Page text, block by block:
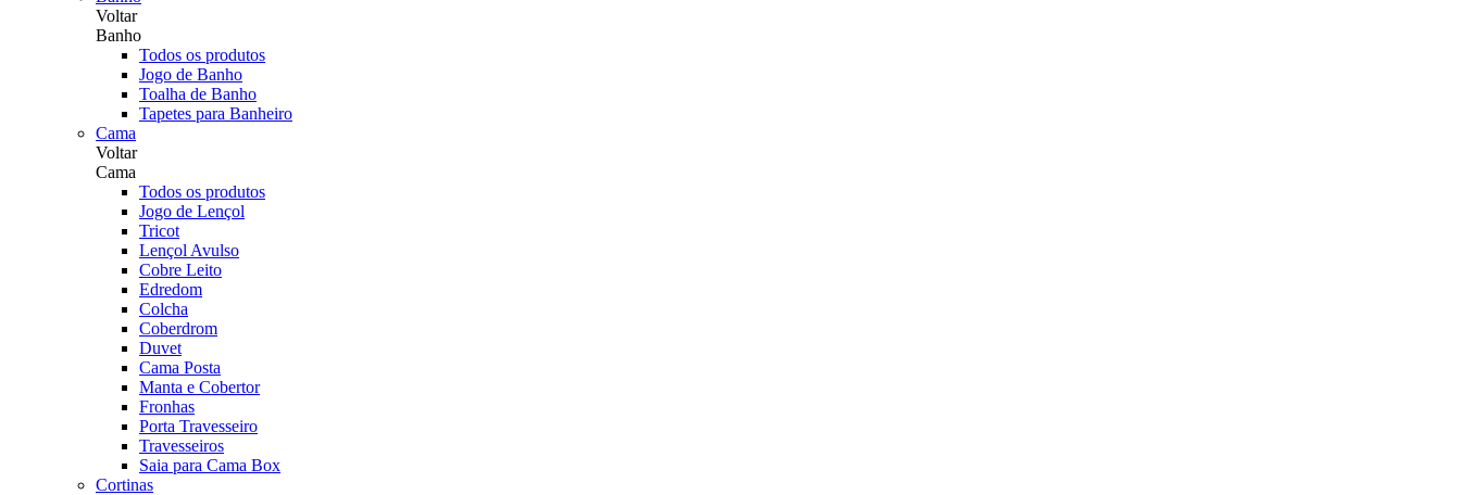
Voltar
Banho
Todos os produtos
Jogo de Banho
Toalha de Banho
Tapetes para Banheiro
Cama
Voltar
Cama
Todos os produtos
Jogo de Lençol
Tricot
Lençol Avulso
Cobre Leito
Edredom
Colcha
Coberdrom
Duvet
Cama Posta
Manta e Cobertor
Fronhas
Porta Travesseiro
Travesseiros
Saia para Cama Box
Cortinas